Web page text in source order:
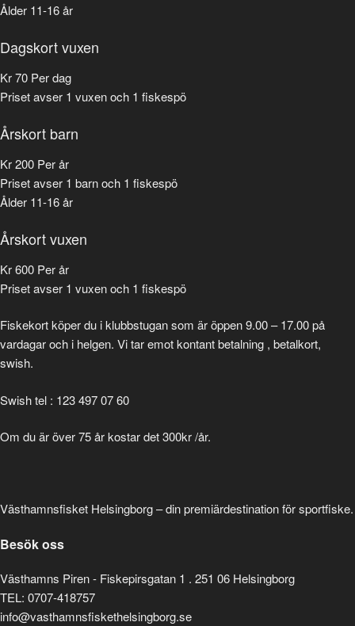
Ålder 11-16 år
Dagskort vuxen
Kr70 Per dag
Priset avser 1 vuxen och 1 fiskespö
Årskort barn
Kr200 Per år
Priset avser 1 barn och 1 fiskespö
Ålder 11-16 år
Årskort vuxen
Kr600 Per år
Priset avser 1 vuxen och 1 fiskespö
Fiskekort köper du i klubbstugan som är öppen 9.00 – 17.00 på
vardagar och i helgen. Vi tar emot kontant betalning , betalkort,
swish.
Swish tel : 123 497 07 60
Om du är över 75 år kostar det 300kr /år.
Västhamnsfisket Helsingborg – din premiärdestination för sportfiske.
Besök oss
Västhamns Piren - Fiskepirsgatan 1 . 251 06 Helsingborg
TEL: 0707-418757
info@vasthamnsfiskethelsingborg.se